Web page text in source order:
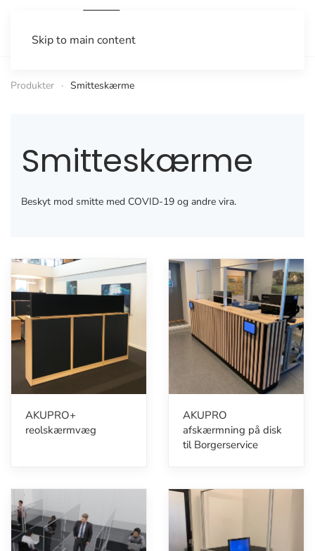
Skip to main content
Produkter Smitteskærme
Smitteskærme
Beskyt mod smitte med COVID-19 og andre vira.
AKUPRO+
reolskærmvæg
AKUPRO
afskærmning på disk
til Borgerservice